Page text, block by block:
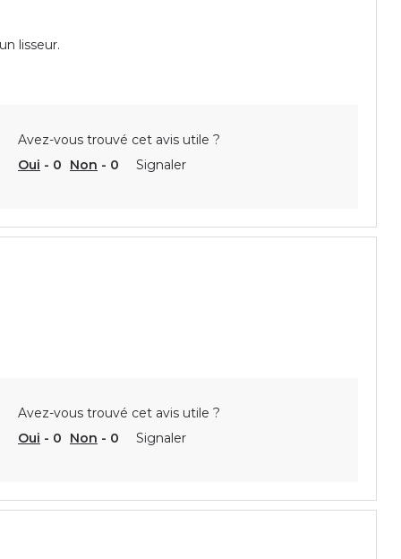
lisseur.
Avez-vous trouvé cet avis utile ?
Oui - 0 Non - 0 Signaler
Avez-vous trouvé cet avis utile ?
Oui - 0 Non - 0 Signaler